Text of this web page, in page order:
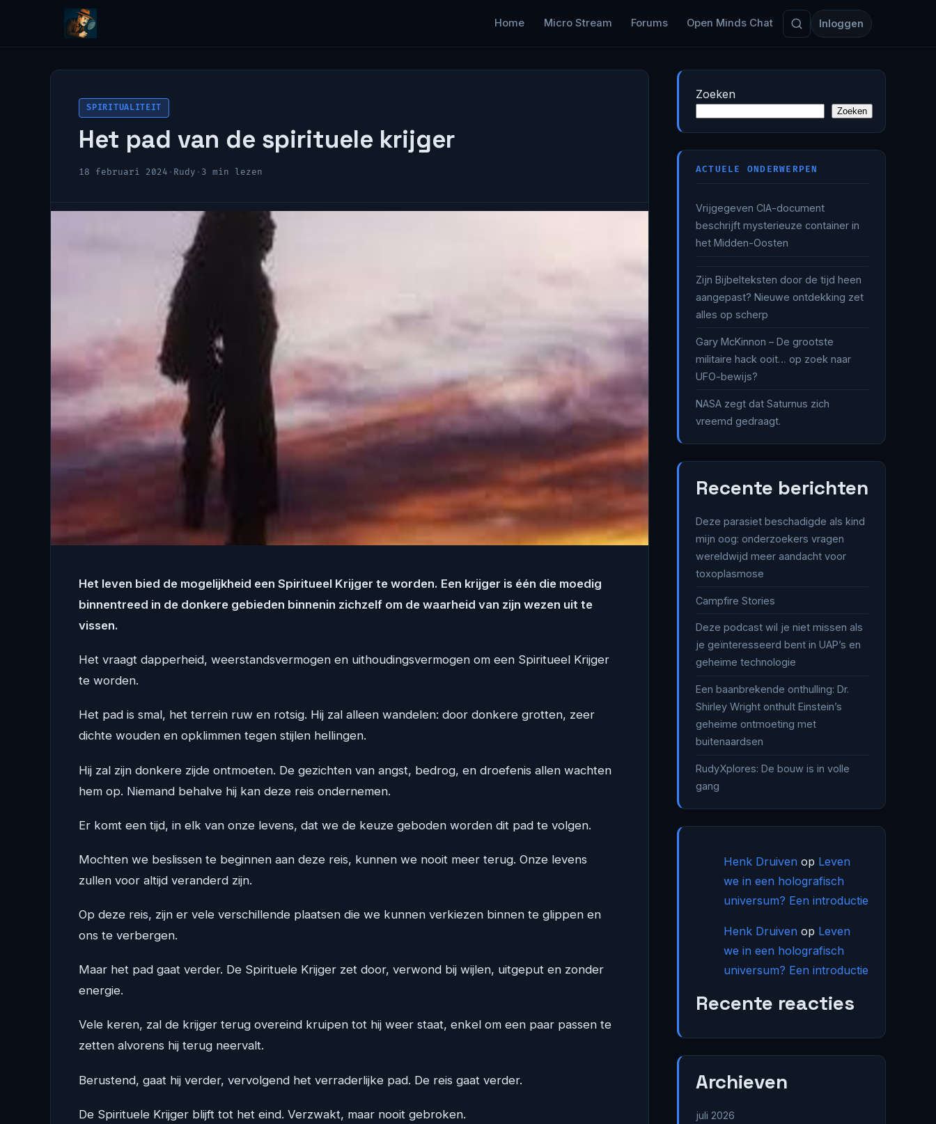
Home Micro Stream Forums Open Minds Chat Inloggen
SPIRITUALITEIT
Het pad van de spirituele krijger
18 februari 2024 · Rudy · 3 min lezen
Het leven bied de mogelijkheid een Spiritueel Krijger te worden. Een krijger is één die moedig
binnentreed in de donkere gebieden binnenin zichzelf om de waarheid van zijn wezen uit te
vissen.
Het vraagt dapperheid, weerstandsvermogen en uithoudingsvermogen om een Spiritueel Krijger
te worden.
Het pad is smal, het terrein ruw en rotsig. Hij zal alleen wandelen: door donkere grotten, zeer
dichte wouden en opklimmen tegen stijlen hellingen.
Hij zal zijn donkere zijde ontmoeten. De gezichten van angst, bedrog, en droefenis allen wachten
hem op. Niemand behalve hij kan deze reis ondernemen.
Er komt een tijd, in elk van onze levens, dat we de keuze geboden worden dit pad te volgen.
Mochten we beslissen te beginnen aan deze reis, kunnen we nooit meer terug. Onze levens
zullen voor altijd veranderd zijn.
Op deze reis, zijn er vele verschillende plaatsen die we kunnen verkiezen binnen te glippen en
ons te verbergen.
Maar het pad gaat verder. De Spirituele Krijger zet door, verwond bij wijlen, uitgeput en zonder
energie.
Vele keren, zal de krijger terug overeind kruipen tot hij weer staat, enkel om een paar passen te
zetten alvorens hij terug neervalt.
Berustend, gaat hij verder, vervolgend het verraderlijke pad. De reis gaat verder.
De Spirituele Krijger blijft tot het eind. Verzwakt, maar nooit gebroken.
Zoeken
Zoeken
ACTUELE ONDERWERPEN
Vrijgegeven CIA-document
beschrijft mysterieuze container in
het Midden-Oosten
Zijn Bijbelteksten door de tijd heen
aangepast? Nieuwe ontdekking zet
alles op scherp
Gary McKinnon – De grootste
militaire hack ooit… op zoek naar
UFO-bewijs?
NASA zegt dat Saturnus zich
vreemd gedraagt.
Recente berichten
Deze parasiet beschadigde als kind
mijn oog: onderzoekers vragen
wereldwijd meer aandacht voor
toxoplasmose
Campfire Stories
Deze podcast wil je niet missen als
je geïnteresseerd bent in UAP’s en
geheime technologie
Een baanbrekende onthulling: Dr.
Shirley Wright onthult Einstein’s
geheime ontmoeting met
buitenaardsen
RudyXplores: De bouw is in volle
gang
Henk Druiven op Leven
we in een holografisch
universum? Een introductie
Henk Druiven op Leven
we in een holografisch
universum? Een introductie
Recente reacties
Archieven
juli 2026